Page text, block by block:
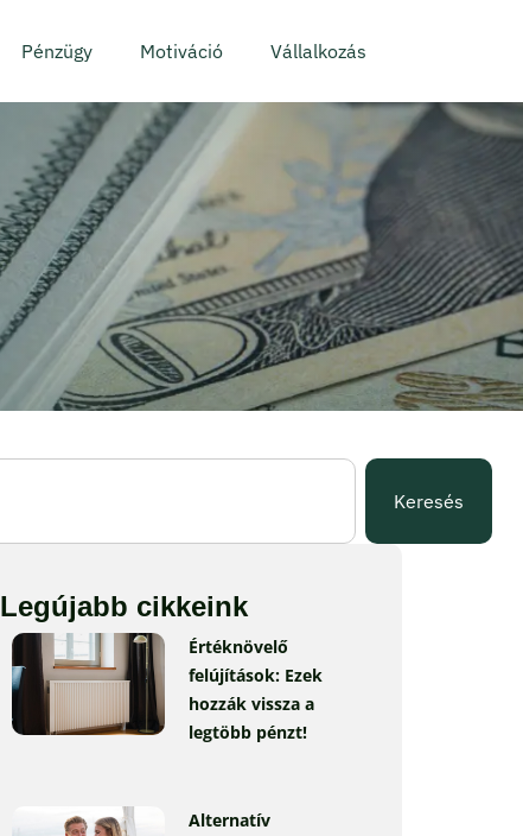
Pénzügy Motiváció Vállalkozás
Keresés
Legújabb cikkeink
Értéknövelő
felújítások: Ezek
hozzák vissza a
legtöbb pénzt!
Alternatív